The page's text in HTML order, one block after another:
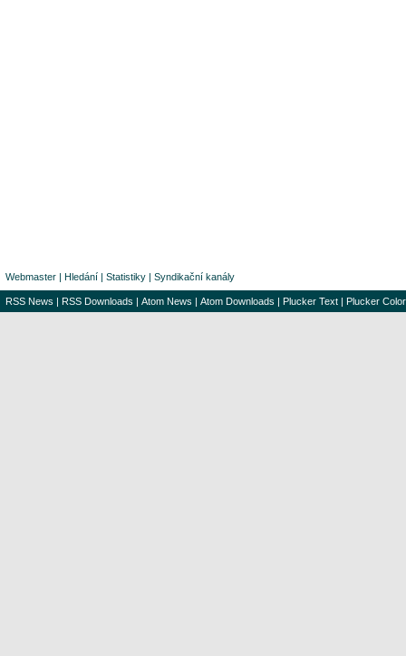
Webmaster | Hledání | Statistiky | Syndikační kanály
RSS News | RSS Downloads | Atom News | Atom Downloads | Plucker Text | Plucker Color